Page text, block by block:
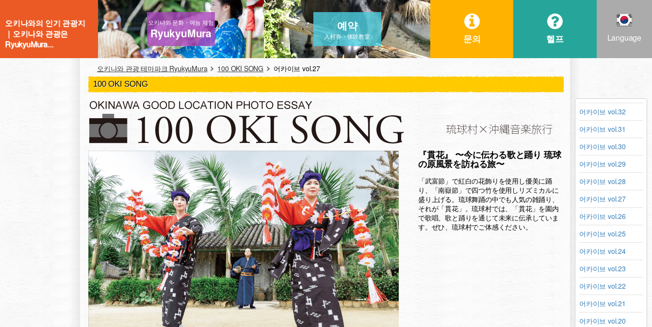
오키나와의 인기 관광지
｜오키나와 관광은
RyukyuMura...
오키나와 문화・예능 체험
RyukyuMura
예약
入村券・体験教室 문의 헬프 Language
오키나와 관광 테마파크 RyukyuMura 100 OKI SONG
어카이브 vol.27
100 OKI SONG
어카이브 vol.32
어카이브 vol.31
어카이브 vol.30
어카이브 vol.29
어카이브 vol.28
어카이브 vol.27
어카이브 vol.26
어카이브 vol.25
어카이브 vol.24
어카이브 vol.23
어카이브 vol.22
어카이브 vol.21
어카이브 vol.20
『貫花』 〜今に伝わる歌と踊り 琉球
の原風景を訪ねる旅〜
「武富節」で紅白の花飾りを使用し優美に踊
り、「南嶽節」で四つ竹を使用しリズミカルに
盛り上げる。琉球舞踊の中でも人気の雑踊り、
それが「貫花」。琉球村では、「貫花」を園内
で歌唱、歌と踊りを通じて未来に伝承していま
す。ぜひ、琉球村でご体感ください。